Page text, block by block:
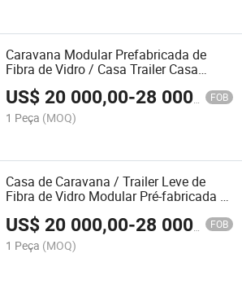
Caravana Modular Prefabricada de
Fibra de Vidro / Casa Trailer Casa
Pequena
US$20 000,00-28 000,00 FOB
1 Peça (MOQ)
Casa de Caravana / Trailer Leve de
Fibra de Vidro Modular Pré-fabricada e
US$20 000,00-28 000,00 FOB
1 Peça (MOQ)